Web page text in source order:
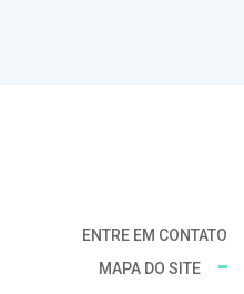
ENTRE EM CONTATO
MAPA DO SITE